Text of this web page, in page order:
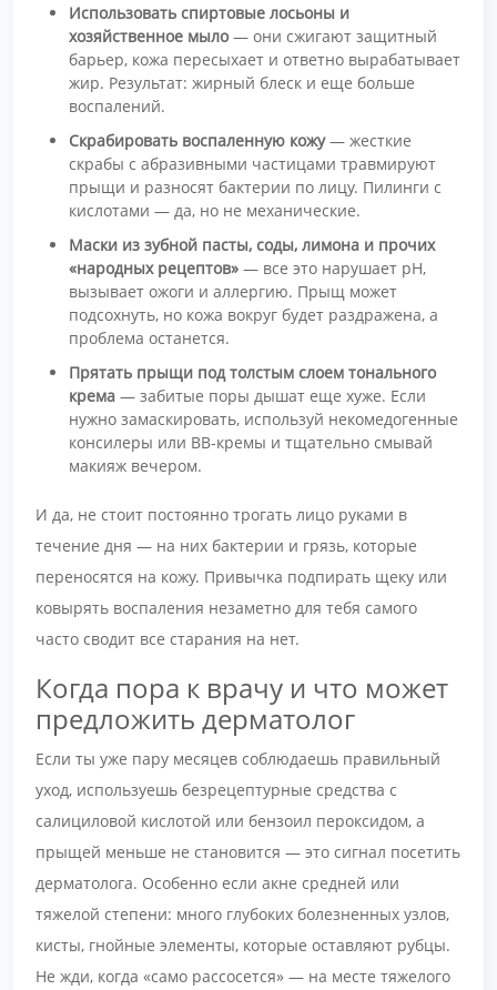
Использовать спиртовые лосьоны и
хозяйственное мыло— они сжигают защитный
барьер, кожа пересыхает и ответно вырабатывает
жир. Результат: жирный блеск и еще больше
воспалений.
Скрабировать воспаленную кожу— жесткие
скрабы с абразивными частицами травмируют
прыщи и разносят бактерии по лицу. Пилинги с
кислотами — да, но не механические.
Маски из зубной пасты, соды, лимона и прочих
«народных рецептов» — все это нарушает pH,
вызывает ожоги и аллергию. Прыщ может
подсохнуть, но кожа вокруг будет раздражена, а
проблема останется.
Прятать прыщи под толстым слоем тонального
крема — забитые поры дышат еще хуже. Если
нужно замаскировать, используй некомедогенные
консилеры или BB-кремы и тщательно смывай
макияж вечером.
И да, не стоит постоянно трогать лицо руками в
течение дня — на них бактерии и грязь, которые
переносятся на кожу. Привычка подпирать щеку или
ковырять воспаления незаметно для тебя самого
часто сводит все старания на нет.
Когда пора к врачу и что может
предложить дерматолог
Если ты уже пару месяцев соблюдаешь правильный
уход, используешь безрецептурные средства с
салициловой кислотой или бензоил пероксидом, а
прыщей меньше не становится — это сигнал посетить
дерматолога. Особенно если акне средней или
тяжелой степени: много глубоких болезненных узлов,
кисты, гнойные элементы, которые оставляют рубцы.
Не жди, когда «само рассосется» — на месте тяжелого